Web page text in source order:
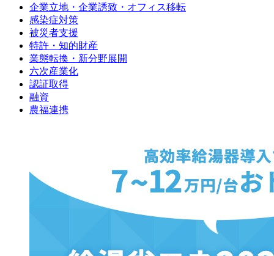
企業立地・企業誘致・オフィス移転
感染症対策
被災者支援
特許・知的財産
業態転換・新分野展開
六次産業化
認証取得
融資
農福連携